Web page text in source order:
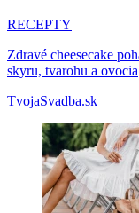
RECEPTY
Zdravé cheesecake
skyru, tvarohu a ovocia
TvojaSvadba.sk